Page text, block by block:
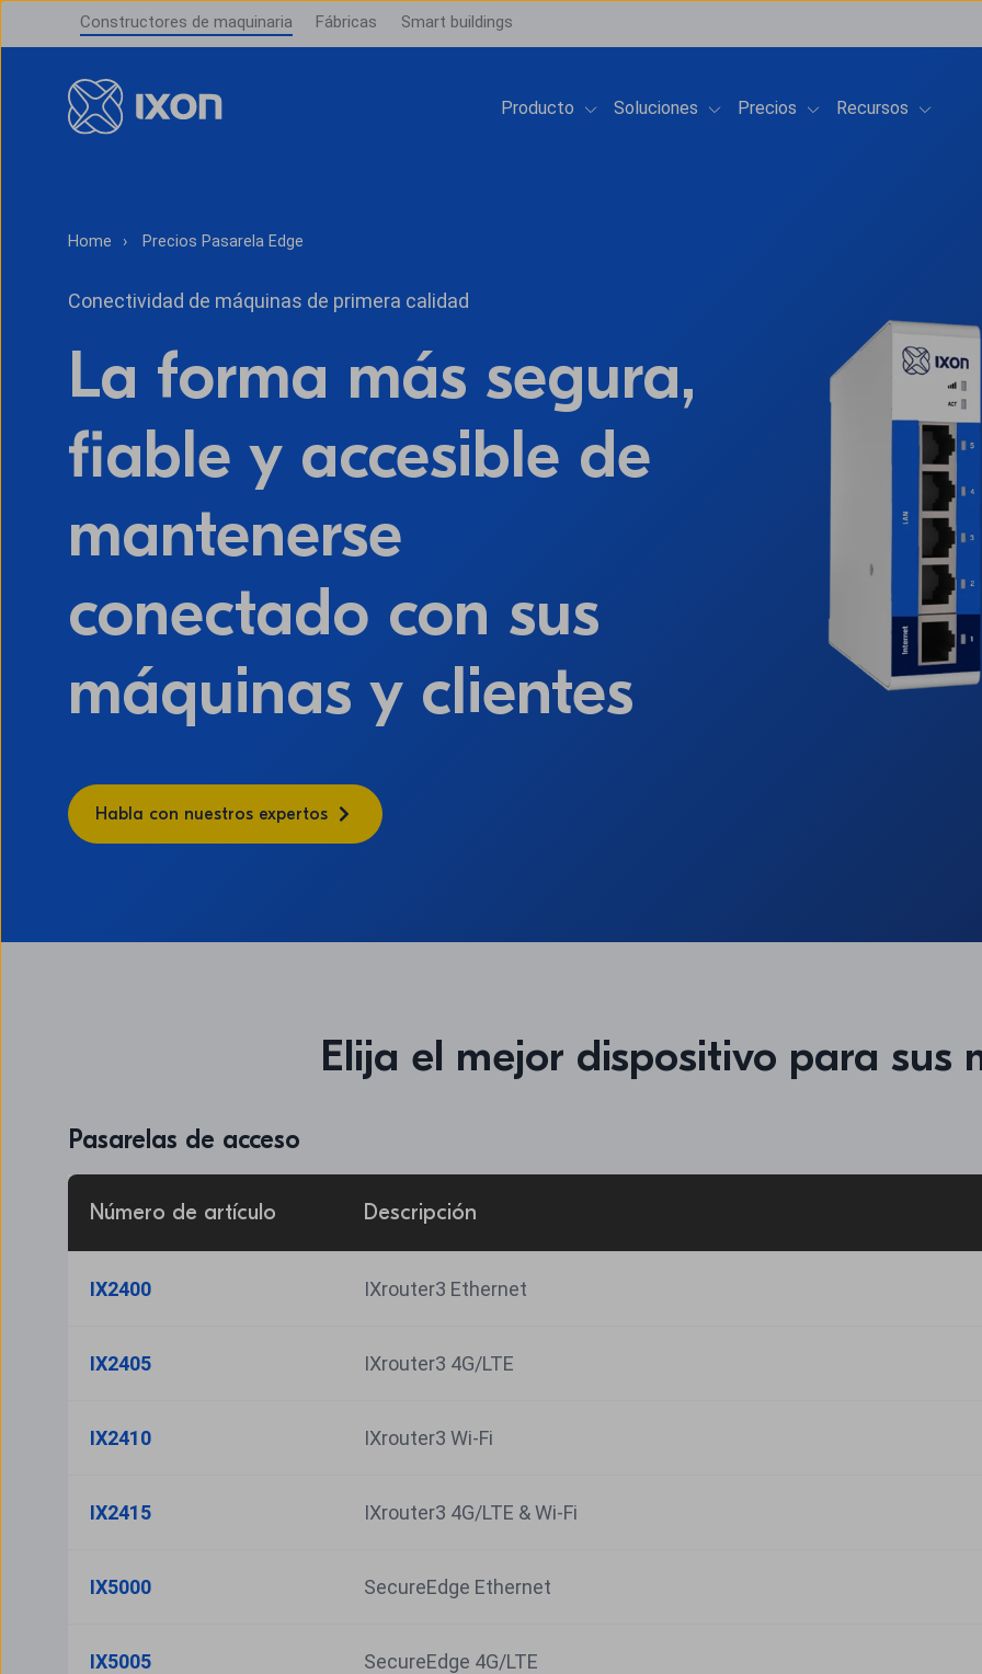
Constructores de maquinaria Fábricas Smart buildings
Producto Show submenu for Producto
Soluciones Show submenu for Soluciones
Precios Show submenu for
Recursos Show
Home Precios Pasarela Edge
Conectividad de máquinas de primera calidad
La forma más segura,
fiable y accesible de
mantenerse
conectado con sus
máquinas y clientes
Habla con nuestros expertos
Elija el mejor dispositivo para sus
Pasarelas de acceso
Número de artículo Descripción
IX2400 IXrouter3 Ethernet
IX2405 IXrouter3 4G/LTE
IX2410 IXrouter3 Wi-Fi
IX2415 IXrouter3 4G/LTE & Wi-Fi
IX5000 SecureEdge Ethernet
IX5005 SecureEdge 4G/LTE